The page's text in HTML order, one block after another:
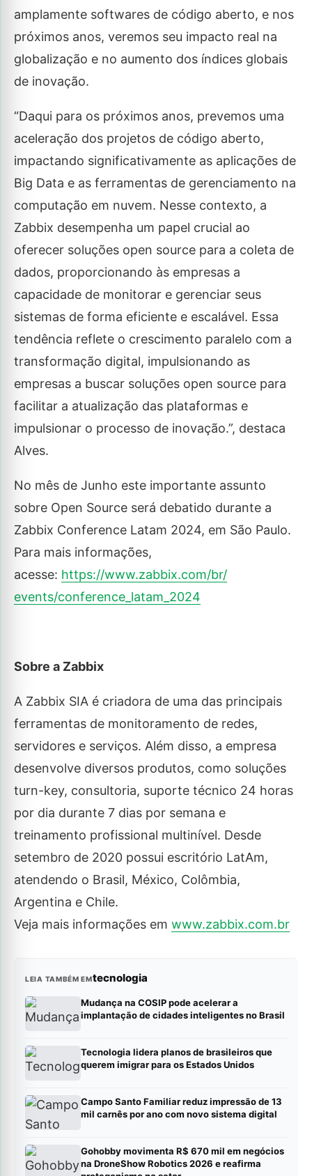
amplamente softwares de código aberto, e nos
próximos anos, veremos seu impacto real na
globalização e no aumento dos índices globais
de inovação.
“Daqui para os próximos anos, prevemos uma
aceleração dos projetos de código aberto,
impactando significativamente as aplicações de
Big Data e as ferramentas de gerenciamento na
computação em nuvem. Nesse contexto, a
Zabbix desempenha um papel crucial ao
oferecer soluções open source para a coleta de
dados, proporcionando às empresas a
capacidade de monitorar e gerenciar seus
sistemas de forma eficiente e escalável. Essa
tendência reflete o crescimento paralelo com a
transformação digital, impulsionando as
empresas a buscar soluções open source para
facilitar a atualização das plataformas e
impulsionar o processo de inovação.”, destaca
Alves.
No mês de Junho este importante assunto
sobre Open Source será debatido durante a
Zabbix Conference Latam 2024, em São Paulo.
Para mais informações,
acesse: https://www.zabbix.com/br/
events/conference_latam_2024
Sobre a Zabbix
A Zabbix SIA é criadora de uma das principais
ferramentas de monitoramento de redes,
servidores e serviços. Além disso, a empresa
desenvolve diversos produtos, como soluções
turn-key, consultoria, suporte técnico 24 horas
por dia durante 7 dias por semana e
treinamento profissional multinível. Desde
setembro de 2020 possui escritório LatAm,
atendendo o Brasil, México, Colômbia,
Argentina e Chile.
Veja mais informações em www.zabbix.com.br
LEIA TAMBÉM EMtecnologia
Mudança na COSIP pode acelerar a
implantação de cidades inteligentes no Brasil
Tecnologia lidera planos de brasileiros que
querem imigrar para os Estados Unidos
Campo Santo Familiar reduz impressão de 13
mil carnês por ano com novo sistema digital
Gohobby movimenta R$ 670 mil em negócios
na DroneShow Robotics 2026 e reafirma